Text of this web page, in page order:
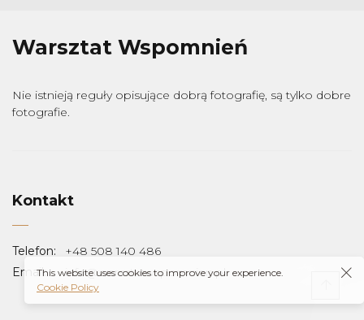
Warsztat Wspomnień
Nie istnieją reguły opisujące dobrą fotografię, są tylko dobre
fotografie.
Kontakt
Telefon:
+48 508 140 486
Email:
info@warsztatwspomnien.pl
This website uses cookies to improve your experience.
Cookie Policy